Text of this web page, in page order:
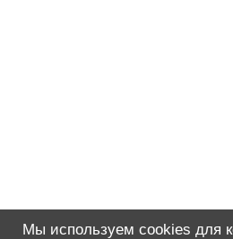
Мы используем cookies для